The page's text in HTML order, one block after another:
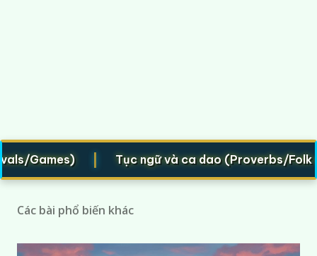
Games) | Tục ngữ và ca dao (Proverbs/Folk
Các bài phổ biến khác